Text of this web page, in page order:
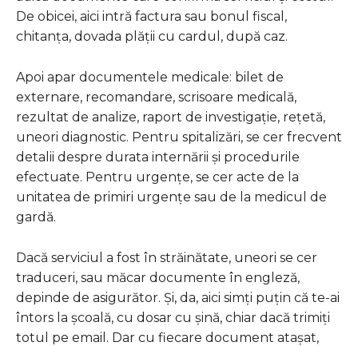
De obicei, aici intră factura sau bonul fiscal,
chitanța, dovada plății cu cardul, după caz.
Apoi apar documentele medicale: bilet de
externare, recomandare, scrisoare medicală,
rezultat de analize, raport de investigație, rețetă,
uneori diagnostic. Pentru spitalizări, se cer frecvent
detalii despre durata internării și procedurile
efectuate. Pentru urgențe, se cer acte de la
unitatea de primiri urgențe sau de la medicul de
gardă.
Dacă serviciul a fost în străinătate, uneori se cer
traduceri, sau măcar documente în engleză,
depinde de asigurător. Și, da, aici simți puțin că te-ai
întors la școală, cu dosar cu șină, chiar dacă trimiți
totul pe email. Dar cu fiecare document atașat,